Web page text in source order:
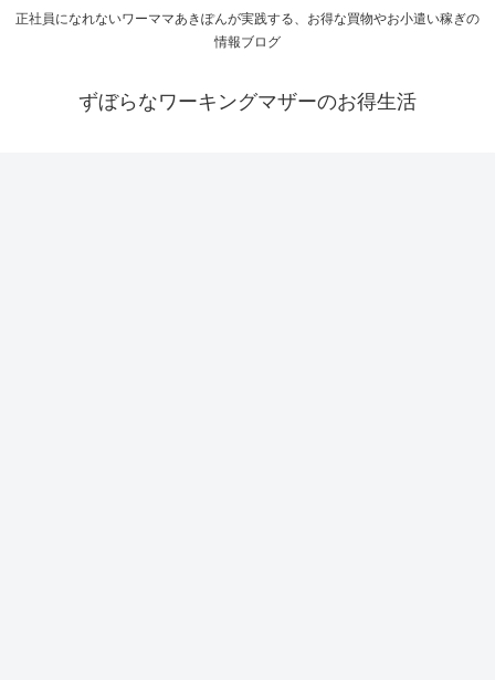
正社員になれないワーママあきぽんが実践する、お得な買物やお小遣い稼ぎの
情報ブログ
ずぼらなワーキングマザーのお得生活